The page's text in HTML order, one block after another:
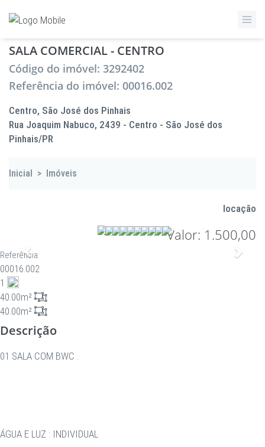
SALA COMERCIAL - CENTRO
Código do imóvel: 3292402
Referência do imóvel: 00016.002
Centro, São José dos Pinhais
Rua Joaquim Nabuco, 2439 - Centro - São José dos
Pinhais/PR
Inicial > Imóveis
locação
Valor: 1.500,00
Anterior
Referência:
00016.002
1
40.00m²
40.00m²
Descrição
01 SALA COM BWC .
ÁGUA E LUZ : INDIVIDUAL